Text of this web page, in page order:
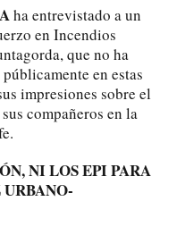
ha entrevistado a un
en Incendios
que no ha
en estas
impresiones sobre el
compañeros en la
NI LOS EPI PARA